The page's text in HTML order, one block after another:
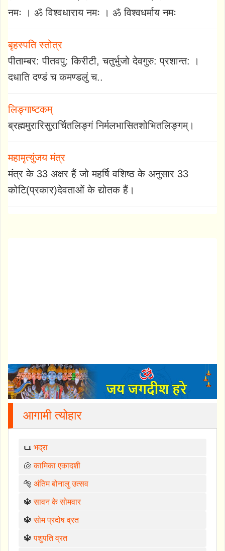
नमः । ॐ विश्वधाराय नमः । ॐ विश्वधर्माय नमः
बृहस्पति स्तोत्र
पीताम्बर: पीतवपु: किरीटी, चतुर्भुजो देवगुरु: प्रशान्त: ।
दधाति दण्डं च कमण्डलुं च..
लिङ्गाष्टकम्
ब्रह्ममुरारिसुरार्चितलिङ्गं निर्मलभासितशोभितलिङ्गम्।
महामृत्युंजय मंत्र
मंत्र के 33 अक्षर हैं जो महर्षि वशिष्ठ के अनुसार 33
कोटि(प्रकार)देवताओं के द्योतक हैं।
आगामी त्योहार
📜 भद्रा
🐚कामिका एकादशी
🐅 अंतिम बोनालु उत्सव
🔱सावन के सोमवार
🔱सोम प्रदोष व्रत
🔱पशुपति व्रत